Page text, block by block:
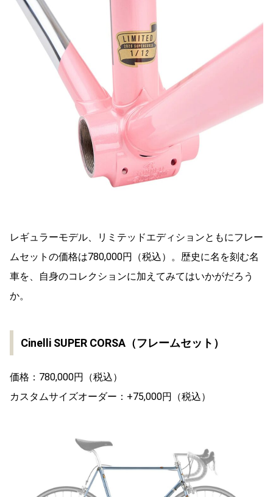
レギュラーモデル、リミテッドエディションともにフレー
ムセットの価格は780,000円（税込）。歴史に名を刻む名
車を、自身のコレクションに加えてみてはいかがだろう
か。
Cinelli SUPER CORSA（フレームセット）
価格：780,000円（税込）
カスタムサイズオーダー：+75,000円（税込）